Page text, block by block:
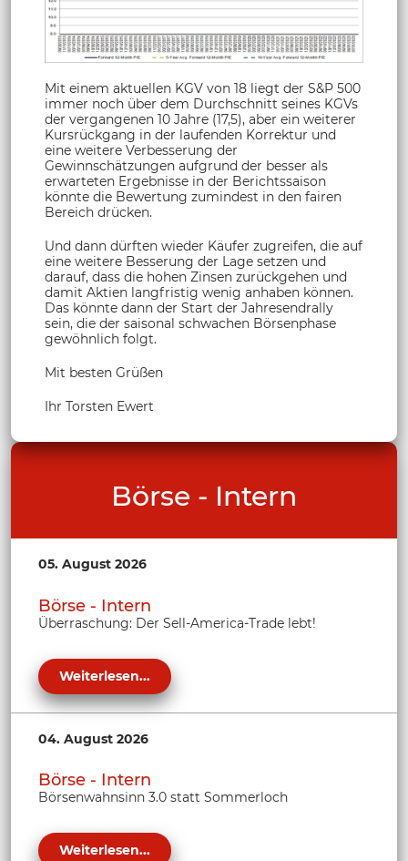
Mit einem aktuellen KGV von 18 liegt der S&P 500
immer noch über dem Durchschnitt seines KGVs
der vergangenen 10 Jahre (17,5), aber ein weiterer
Kursrückgang in der laufenden Korrektur und
eine weitere Verbesserung der
Gewinnschätzungen aufgrund der besser als
erwarteten Ergebnisse in der Berichtssaison
könnte die Bewertung zumindest in den fairen
Bereich drücken.
Und dann dürften wieder Käufer zugreifen, die auf
eine weitere Besserung der Lage setzen und
darauf, dass die hohen Zinsen zurückgehen und
damit Aktien langfristig wenig anhaben können.
Das könnte dann der Start der Jahresendrally
sein, die der saisonal schwachen Börsenphase
gewöhnlich folgt.
Mit besten Grüßen
Ihr Torsten Ewert
Börse - Intern
05. August 2026
Börse - Intern
Überraschung: Der Sell-America-Trade lebt!
Weiterlesen...
04. August 2026
Börse - Intern
Börsenwahnsinn 3.0 statt Sommerloch
Weiterlesen...